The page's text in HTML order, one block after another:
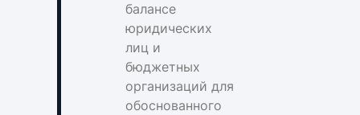
балансе
юридических
лиц и
бюджетных
организаций для
обоснованного